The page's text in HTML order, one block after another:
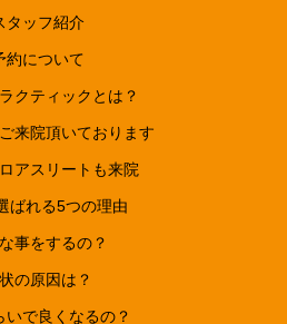
タッフ紹介
約について
クティックとは？
来院頂いております
アスリートも来院
ばれる5つの理由
事をするの？
の原因は？
いで良くなるの？